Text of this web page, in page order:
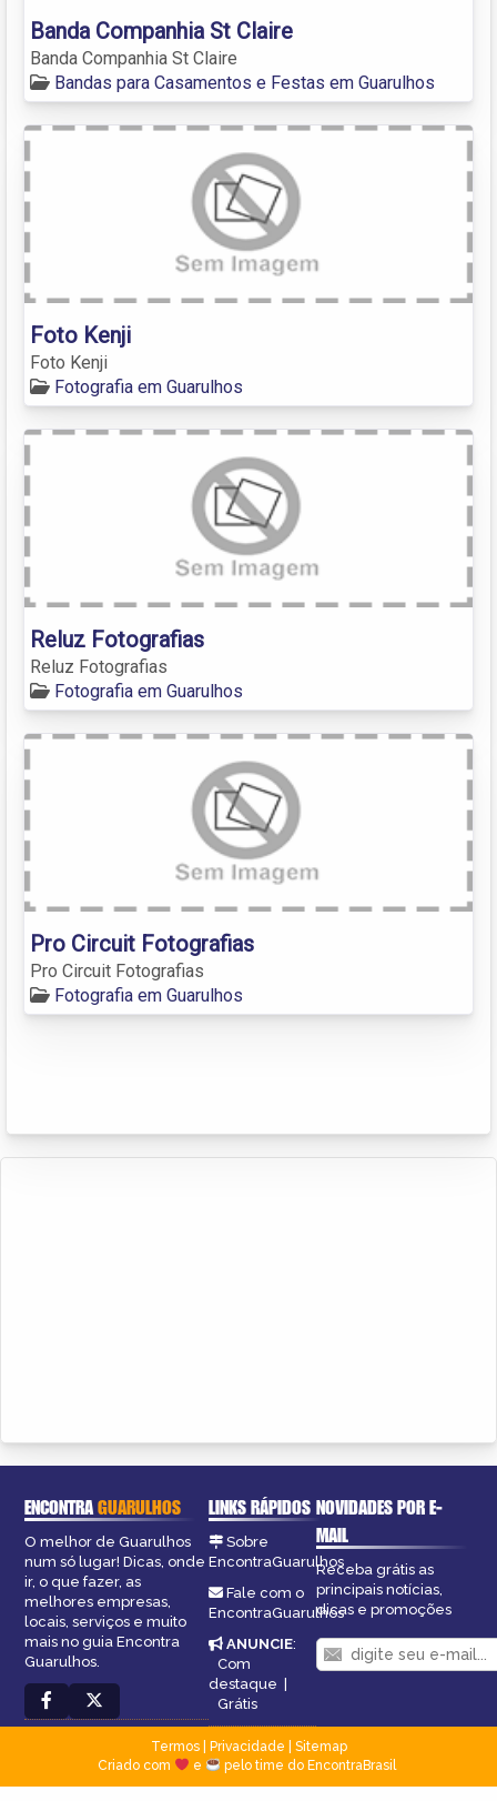
Banda Companhia St Claire
Banda Companhia St Claire
Bandas para Casamentos e Festas em Guarulhos
Foto Kenji
Foto Kenji
Fotografia em Guarulhos
Reluz Fotografias
Reluz Fotografias
Fotografia em Guarulhos
Pro Circuit Fotografias
Pro Circuit Fotografias
Fotografia em Guarulhos
ENCONTRAGUARULHOS
O melhor de Guarulhos
num só lugar! Dicas, onde
ir, o que fazer, as
melhores empresas,
locais, serviços e muito
mais no guia Encontra
Guarulhos.
LINKS RÁPIDOS
Sobre
EncontraGuarulhos
Fale com o
EncontraGuarulhos
ANUNCIE:
Com
destaque |
Grátis
NOVIDADES POR E-
MAIL
Receba grátis as
principais notícias,
dicas e promoções
Termos| Privacidade
Sitemap
Criado com
e pelo time do EncontraBrasil